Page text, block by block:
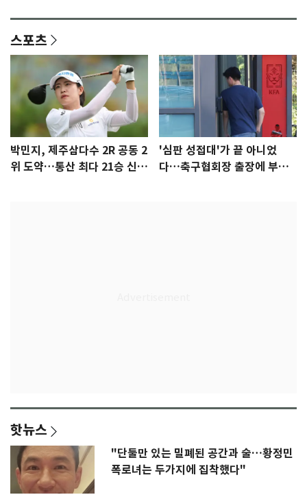
스포츠
박민지, 제주삼다수 2R 공동 2
위 도약…통산 최다 21승 신기
'심판 성접대'가 끝 아니었
다…축구협회장 출장에 부인
핫뉴스
"단둘만 있는 밀폐된 공간과 술…황정민
폭로녀는 두가지에 집착했다"